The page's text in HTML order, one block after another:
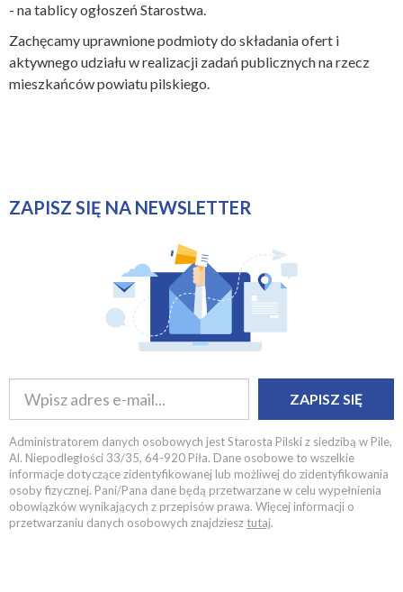
- na tablicy ogłoszeń Starostwa.
Zachęcamy uprawnione podmioty do składania ofert i
aktywnego udziału w realizacji zadań publicznych na rzecz
mieszkańców powiatu pilskiego.
ZAPISZ SIĘ NA NEWSLETTER
ZAPISZ SIĘ
Administratorem danych osobowych jest Starosta Pilski z siedzibą w Pile,
Al. Niepodległości 33/35, 64-920 Piła. Dane osobowe to wszelkie
informacje dotyczące zidentyfikowanej lub możliwej do zidentyfikowania
osoby fizycznej. Pani/Pana dane będą przetwarzane w celu wypełnienia
obowiązków wynikających z przepisów prawa. Więcej informacji o
przetwarzaniu danych osobowych znajdziesz tutaj.